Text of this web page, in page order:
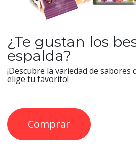
¿Te gustan los
espalda?
¡Descubre la variedad de
elige tu favorito!
Comprar